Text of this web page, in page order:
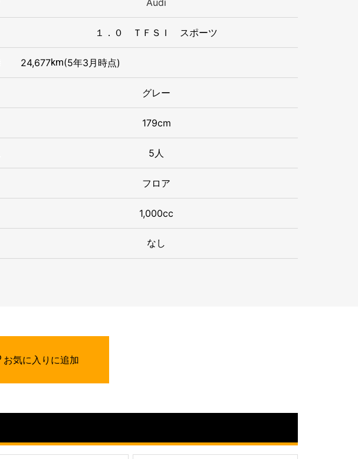
Audi
１．０ ＴＦＳＩ スポーツ
24,677km(5年3月時点)
グレー
179cm
5人
フロア
1,000cc
なし
お気に入りに追加